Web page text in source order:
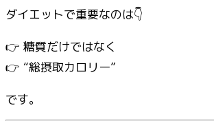
ダイエットで重要なのは👇
👉 糖質だけではなく
👉 “総摂取カロリー”
です。